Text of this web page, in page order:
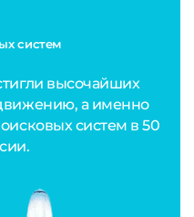
систем
высочайших
а именно
систем в 50